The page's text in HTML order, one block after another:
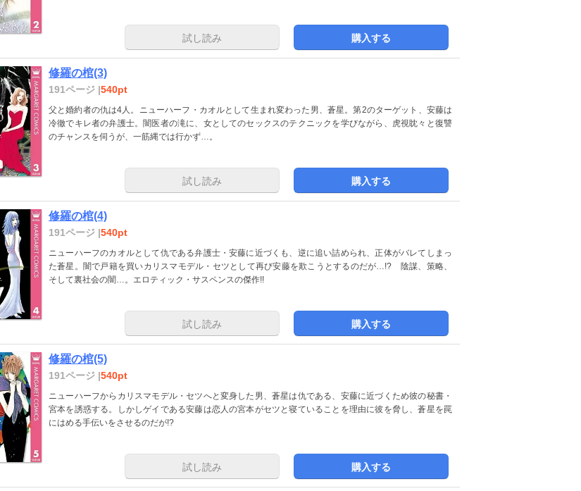
試し読み 購入する
修羅の棺(3)
191ページ |540pt
父と婚約者の仇は4人。ニューハーフ・カオルとして生まれ変わった男、蒼星。第2のターゲット、安藤は
冷徹でキレ者の弁護士。闇医者の滝に、女としてのセックスのテクニックを学びながら、虎視眈々と復讐
のチャンスを伺うが、一筋縄では行かず…。
試し読み 購入する
修羅の棺(4)
191ページ |540pt
ニューハーフのカオルとして仇である弁護士・安藤に近づくも、逆に追い詰められ、正体がバレてしまっ
た蒼星。闇で戸籍を買いカリスマモデル・セツとして再び安藤を欺こうとするのだが…!? 陰謀、策略、
そして裏社会の闇…。エロティック・サスペンスの傑作!!
試し読み 購入する
修羅の棺(5)
191ページ |540pt
ニューハーフからカリスマモデル・セツへと変身した男、蒼星は仇である、安藤に近づくため彼の秘書・
宮本を誘惑する。しかしゲイである安藤は恋人の宮本がセツと寝ていることを理由に彼を脅し、蒼星を罠
にはめる手伝いをさせるのだが!?
試し読み 購入する